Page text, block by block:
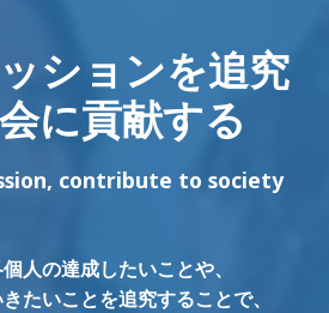
ションを追究
に貢献する
contribute to society
人の達成したいことや、
たいことを追究することで、